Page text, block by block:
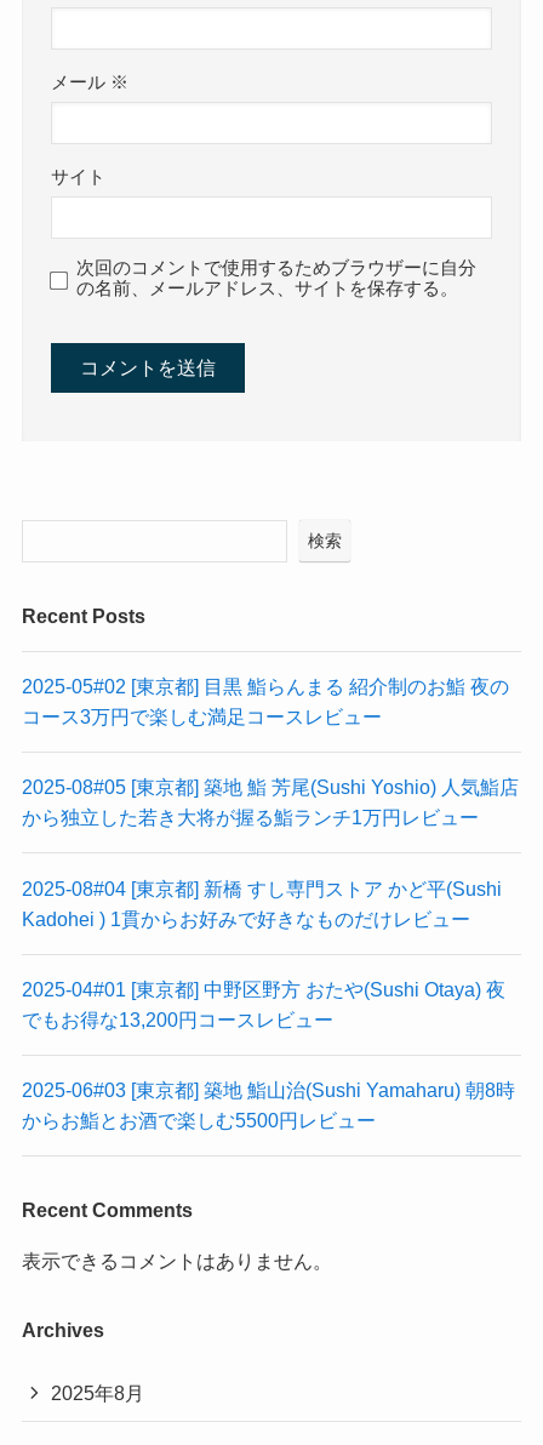
メール ※
サイト
次回のコメントで使用するためブラウザーに自分
の名前、メールアドレス、サイトを保存する。
検索
Recent Posts
2025-05#02 [東京都] 目黒 鮨らんまる 紹介制のお鮨 夜の
コース3万円で楽しむ満足コースレビュー
2025-08#05 [東京都] 築地 鮨 芳尾(Sushi Yoshio) 人気鮨店
から独立した若き大将が握る鮨ランチ1万円レビュー
2025-08#04 [東京都] 新橋 すし専門ストア かど平(Sushi
Kadohei ) 1貫からお好みで好きなものだけレビュー
2025-04#01 [東京都] 中野区野方 おたや(Sushi Otaya) 夜
でもお得な13,200円コースレビュー
2025-06#03 [東京都] 築地 鮨山治(Sushi Yamaharu) 朝8時
からお鮨とお酒で楽しむ5500円レビュー
Recent Comments
表示できるコメントはありません。
Archives
2025年8月